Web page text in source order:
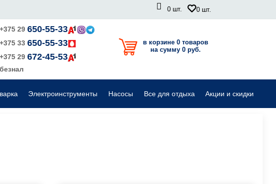
0 шт. 0 шт.
+375 29 650-55-33
+375 33 650-55-33
+375 29 672-45-53
безнал
в корзине 0 товаров
на сумму 0 руб.
Комплектующие для садовой техники
Электроинструменты
машины
Насосы Все для отдыха Акции и скидки